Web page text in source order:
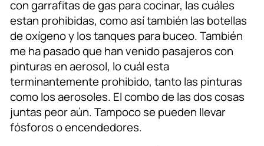
con garrafitas de gas para cocinar, las cuáles
estan prohibidas, como así también las botellas
de oxígeno y los tanques para buceo. También
me ha pasado que han venido pasajeros con
pinturas en aerosol, lo cuál esta
terminantemente prohibido, tanto las pinturas
como los aerosoles. El combo de las dos cosas
juntas peor aún. Tampoco se pueden llevar
fósforos o encendedores.